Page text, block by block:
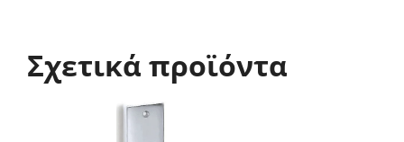
4,50€
Σχετικά προϊόντα